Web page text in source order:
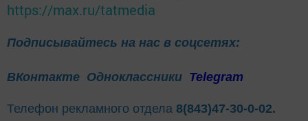
https://max.ru/tatmedia
Подписывайтесь на нас в соцсетях:
ВКонтакте Одноклассники Telegram
Телефон рекламного отдела 8(843)47-30-0-02.